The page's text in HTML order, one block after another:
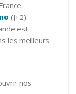
(J+2).
est
les meilleurs
nos